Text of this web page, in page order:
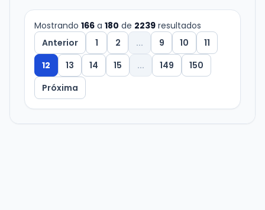
Mostrando 166 a 180 de 2239 resultados
Anterior
1 2 ... 9 10
11
12
13 14 15 ... 149
150
Próxima